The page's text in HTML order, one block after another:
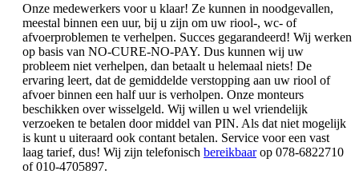
Onze medewerkers voor u klaar! Ze kunnen in noodgevallen,
meestal binnen een uur, bij u zijn om uw riool-, wc- of
afvoerproblemen te verhelpen. Succes gegarandeerd! Wij werken
op basis van NO-CURE-NO-PAY. Dus kunnen wij uw
probleem niet verhelpen, dan betaalt u helemaal niets! De
ervaring leert, dat de gemiddelde verstopping aan uw riool of
afvoer binnen een half uur is verholpen. Onze monteurs
beschikken over wisselgeld. Wij willen u wel vriendelijk
verzoeken te betalen door middel van PIN. Als dat niet mogelijk
is kunt u uiteraard ook contant betalen. Service voor een vast
laag tarief, dus! Wij zijn telefonisch bereikbaarop 078-6822710
of 010-4705897.